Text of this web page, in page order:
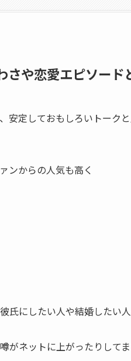
さや恋愛エピソード
安定しておもしろいトーク
ンからの人気も高く
彼氏にしたい人や結婚したい
がネットに上がったりして